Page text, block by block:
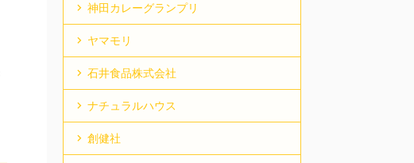
神田カレーグランプリ
ヤマモリ
石井食品株式会社
ナチュラルハウス
創健社